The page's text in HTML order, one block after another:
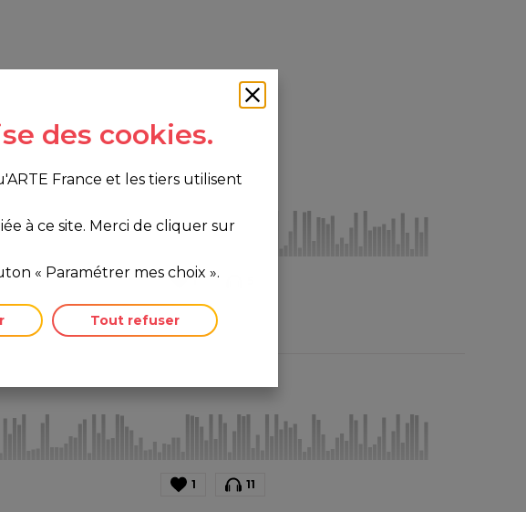
1
1 11
des cookies.
France et les tiers utilisent
liée à ce site. Merci de cliquer sur
« Paramétrer mes choix ».
Tout refuser